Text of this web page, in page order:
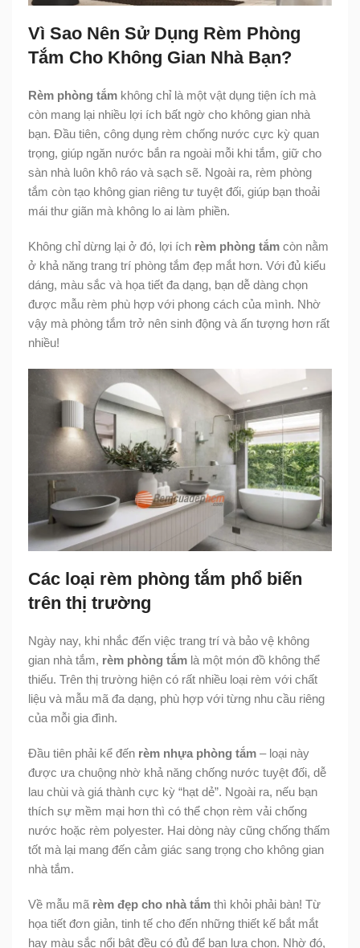
Vì Sao Nên Sử Dụng Rèm Phòng
Tắm Cho Không Gian Nhà Bạn?
Rèm phòng tắm không chỉ là một vật dụng tiện ích mà
còn mang lại nhiều lợi ích bất ngờ cho không gian nhà
bạn. Đầu tiên, công dụng rèm chống nước cực kỳ quan
trọng, giúp ngăn nước bắn ra ngoài mỗi khi tắm, giữ cho
sàn nhà luôn khô ráo và sạch sẽ. Ngoài ra, rèm phòng
tắm còn tạo không gian riêng tư tuyệt đối, giúp bạn thoải
mái thư giãn mà không lo ai làm phiền.
Không chỉ dừng lại ở đó, lợi ích rèm phòng tắm còn nằm
ở khả năng trang trí phòng tắm đẹp mắt hơn. Với đủ kiểu
dáng, màu sắc và họa tiết đa dạng, bạn dễ dàng chọn
được mẫu rèm phù hợp với phong cách của mình. Nhờ
vậy mà phòng tắm trở nên sinh động và ấn tượng hơn rất
nhiều!
Các loại rèm phòng tắm phổ biến
trên thị trường
Ngày nay, khi nhắc đến việc trang trí và bảo vệ không
gian nhà tắm, rèm phòng tắm là một món đồ không thể
thiếu. Trên thị trường hiện có rất nhiều loại rèm với chất
liệu và mẫu mã đa dạng, phù hợp với từng nhu cầu riêng
của mỗi gia đình.
Đầu tiên phải kể đến rèm nhựa phòng tắm – loại này
được ưa chuộng nhờ khả năng chống nước tuyệt đối, dễ
lau chùi và giá thành cực kỳ “hạt dẻ”. Ngoài ra, nếu bạn
thích sự mềm mại hơn thì có thể chọn rèm vải chống
nước hoặc rèm polyester. Hai dòng này cũng chống thấm
tốt mà lại mang đến cảm giác sang trọng cho không gian
nhà tắm.
Về mẫu mã rèm đẹp cho nhà tắm thì khỏi phải bàn! Từ
họa tiết đơn giản, tinh tế cho đến những thiết kế bắt mắt
hay màu sắc nổi bật đều có đủ để bạn lựa chọn. Nhờ đó,